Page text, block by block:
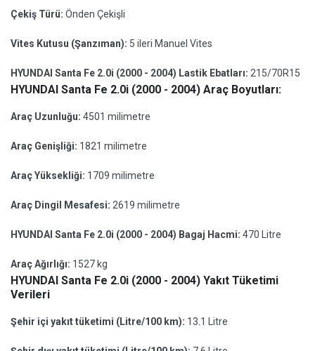
Çekiş Türü: Önden Çekişli
Vites Kutusu (Şanzıman): 5 ileri Manuel Vites
HYUNDAI Santa Fe 2.0i (2000 - 2004) Lastik Ebatları: 215/70R15
HYUNDAI Santa Fe 2.0i (2000 - 2004) Araç Boyutları:
Araç Uzunluğu: 4501 milimetre
Araç Genişliği: 1821 milimetre
Araç Yüksekliği: 1709 milimetre
Araç Dingil Mesafesi: 2619 milimetre
HYUNDAI Santa Fe 2.0i (2000 - 2004) Bagaj Hacmi: 470 Litre
Araç Ağırlığı: 1527 kg
HYUNDAI Santa Fe 2.0i (2000 - 2004) Yakıt Tüketimi
Verileri
Şehir içi yakıt tüketimi (Litre/100 km): 13.1 Litre